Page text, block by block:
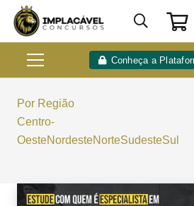
Conheça a
Por Região
Centro-
OesteNordesteNorteSudesteSul